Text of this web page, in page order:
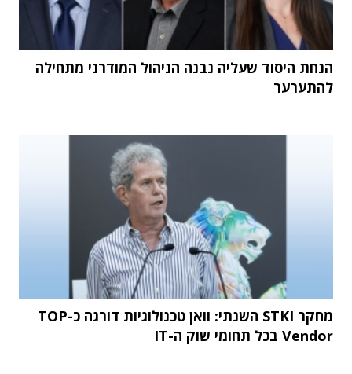
הנחת היסוד שעליה נבנה הניהול המודרני מתחילה
להתערער
מחקר STKI השנתי: וואן טכנולוגיות דורגה כ-TOP
Vendor בכל תחומי שוק ה-IT